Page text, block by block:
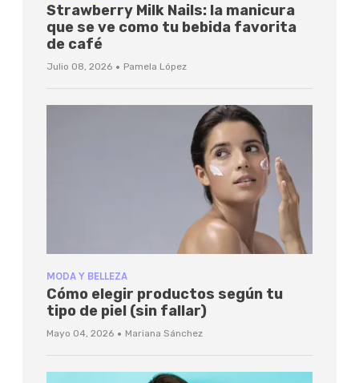
Strawberry Milk Nails: la manicura
que se ve como tu bebida favorita
de café
Julio 08, 2026 · Pamela López
MODA Y BELLEZA
Cómo elegir productos según tu
tipo de piel (sin fallar)
Mayo 04, 2026 · Mariana Sánchez